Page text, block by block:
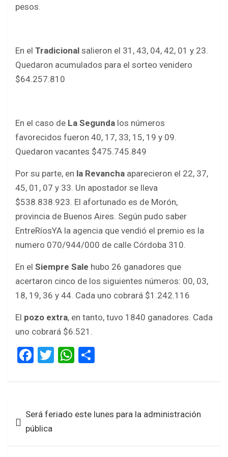
o
pesos.
En el Tradicional salieron el 31, 43, 04, 42, 01 y 23.
Quedaron acumulados para el sorteo venidero
$64.257.810
En el caso de La Segunda los números
favorecidos fueron 40, 17, 33, 15, 19 y 09.
Quedaron vacantes $475.745.849
Por su parte, en la Revancha aparecieron el 22, 37,
45, 01, 07 y 33. Un apostador se lleva
$538.838.923. El afortunado es de Morón,
provincia de Buenos Aires. Según pudo saber
EntreRíosYA la agencia que vendió el premio es la
numero 070/944/000 de calle Córdoba 310.
En el Siempre Sale hubo 26 ganadores que
acertaron cinco de los siguientes números: 00, 03,
18, 19, 36 y 44. Cada uno cobrará $1.242.116
El pozo extra, en tanto, tuvo 1840 ganadores. Cada
uno cobrará $6.521.
F
ce
o
o
k
T
tt
W
at
A
p
ar
de
entradas
Será feriado este lunes para la administración
pública